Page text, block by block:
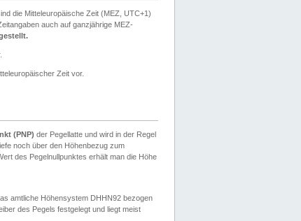
die Mitteleuropäische Zeit (MEZ, UTC+1)
auch auf ganzjährige MEZ-
Zeit vor.
(PNP) der Pegellatte und wird in der Regel
noch über den Höhenbezug zum
des Pegelnullpunktes erhält man die Höhe
amtliche Höhensystem DHHN92 bezogen
des Pegels festgelegt und liegt meist